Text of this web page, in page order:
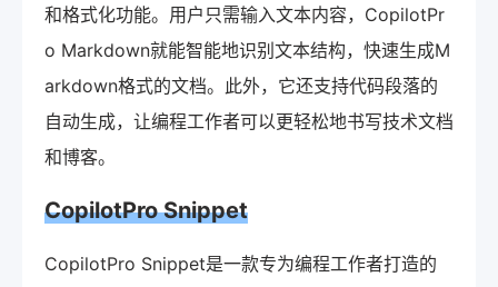
和格式化功能。用户只需输入文本内容，CopilotPr
o Markdown就能智能地识别文本结构，快速生成M
arkdown格式的文档。此外，它还支持代码段落的
自动生成，让编程工作者可以更轻松地书写技术文档
和博客。
CopilotPro Snippet
CopilotPro Snippet是一款专为编程工作者打造的